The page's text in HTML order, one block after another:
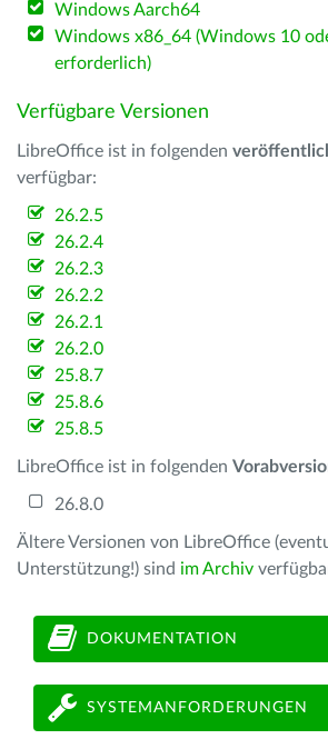
Windows Aarch64
Windows x86_64 (Windows 10
erforderlich)
Verfügbare Versionen
LibreOffice ist in folgenden
verfügbar:
26.2.5
26.2.4
26.2.3
26.2.2
26.2.1
26.2.0
25.8.7
25.8.6
25.8.5
LibreOffice ist in folgenden
26.8.0
Ältere Versionen von LibreOffice
Unterstützung!) sind im Archiv
DOKUMENTATION
SYSTEMANFORDERUNGEN